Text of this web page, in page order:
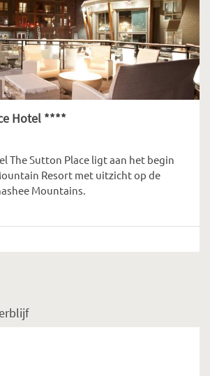
Hotel ****
The Sutton Place ligt aan het begin
Resort met uitzicht op de
Mountains.